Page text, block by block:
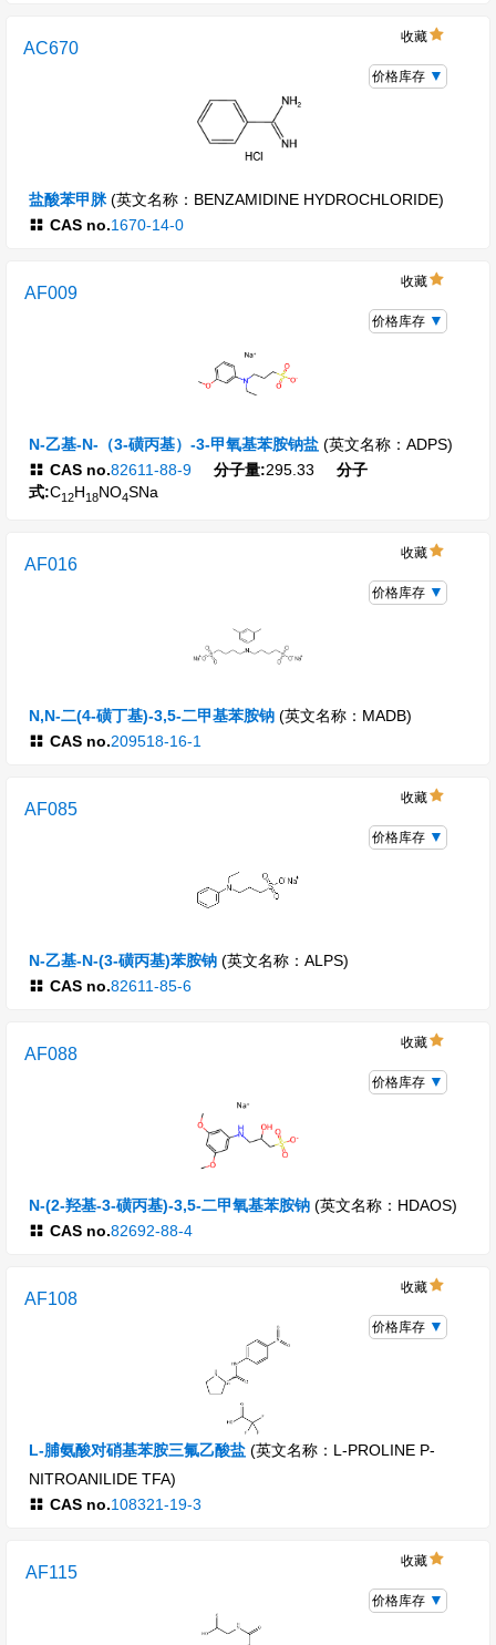
AC670
盐酸苯甲脒 (英文名称：BENZAMIDINE HYDROCHLORIDE)
CAS no.1670-14-0
收藏
价格库存
AF009
N-乙基-N-（3-磺丙基）-3-甲氧基苯胺钠盐 (英文名称：ADPS)
CAS no.82611-88-9 分子量:295.33
分子
式:C12H18NO4SNa
收藏
价格库存
AF016
N,N-二(4-磺丁基)-3,5-二甲基苯胺钠 (英文名称：MADB)
CAS no.209518-16-1
收藏
价格库存
AF085
N-乙基-N-(3-磺丙基)苯胺钠 (英文名称：ALPS)
CAS no.82611-85-6
收藏
价格库存
AF088
N-(2-羟基-3-磺丙基)-3,5-二甲氧基苯胺钠 (英文名称：HDAOS)
CAS no.82692-88-4
收藏
价格库存
AF108
L-脯氨酸对硝基苯胺三氟乙酸盐 (英文名称：L-PROLINE P-
NITROANILIDE TFA)
CAS no.108321-19-3
收藏
价格库存
AF115
收藏
价格库存